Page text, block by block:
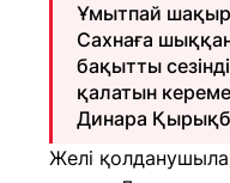
Ұмытпай
Сахнаға
бақытты
қалатын
Динара
Желі